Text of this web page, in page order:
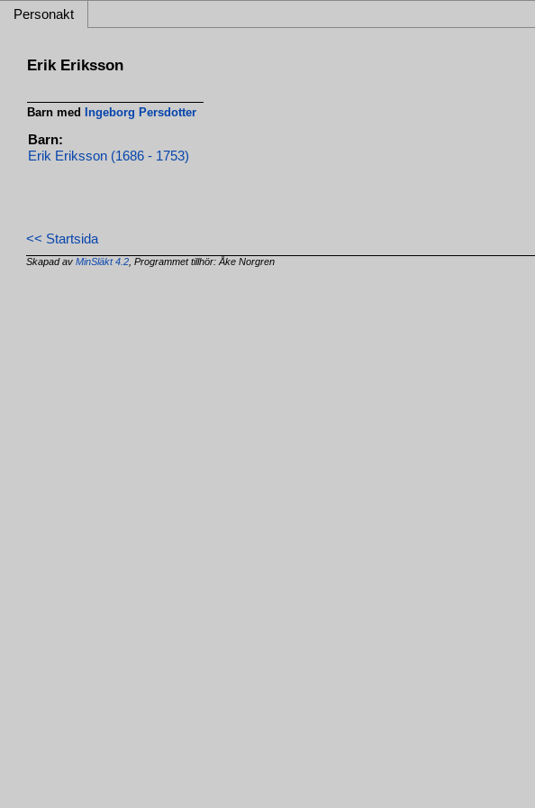
Personakt
Erik Eriksson
Barn medIngeborg Persdotter
Barn:
Erik Eriksson (1686 - 1753)
<< Startsida
Skapad avMinSläkt 4.2 , Programmet tillhör: Åke Norgren